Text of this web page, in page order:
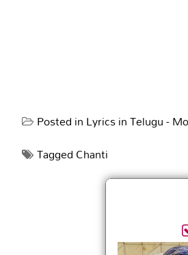
Posted inLyrics in Telugu -
TaggedChanti